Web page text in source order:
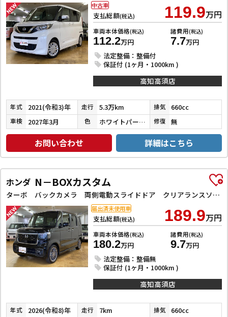
支払総額(税込) 119.9万円
車両本体価格(税込)
112.2万円
諸費用(税込)
7.7万円
法定整備：整備付
保証付 (1ヶ月・1000km )
中古車
高知高須店
年式 2021(令和3)年 走行 5.3万km 排気 660cc
車検 2027年3月 色 ホワイトパール３コートパール 修復 無
お問い合わせ 詳細はこちら
ホンダ N－BOXカスタム
ターボ バックカメラ 両側電動スライドドア クリアランスソナー オートクルーズコントロール レーンアシスト 衝突被害軽減システム オートライト LEDヘッドランプ スマートキー アイドリングストップ
支払総額(税込) 189.9万円
車両本体価格(税込)
180.2万円
諸費用(税込)
9.7万円
法定整備：整備無
保証付 (1ヶ月・1000km )
届出済未使用車
高知高須店
年式 2026(令和8)年 走行 7km 排気 660cc